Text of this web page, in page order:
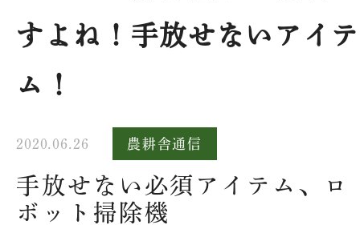
すよね！手放せないアイテ
ム！
2020.06.26 農耕舎通信
手放せない必須アイテム、ロ
ボット掃除機